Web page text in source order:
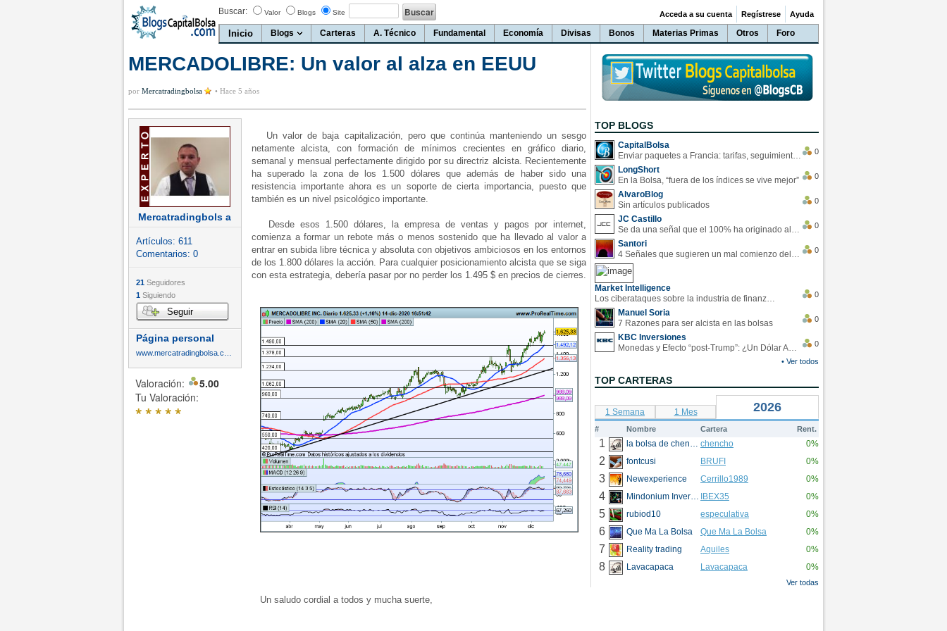
Buscar: Valor Blogs Site
Inicio Blogs Carteras A. Técnico Fundamental Economía Divisas Bonos Materias Primas Otros Foro
Acceda a su cuenta Regístrese Ayuda
MERCADOLIBRE: Un valor al alza en EEUU
por Mercatradingbolsa • Hace 5 años
Mercatradingbols a
Artículos: 611
Comentarios: 0
21 Seguidores
1 Siguiendo
Seguir
Página personal
Valoración:
5.00
Tu Valoración:
*****
Un valor de baja capitalización, pero que continúa manteniendo un sesgo
netamente alcista, con formación de mínimos crecientes en gráfico diario,
semanal y mensual perfectamente dirigido por su directriz alcista. Recientemente
ha superado la zona de los 1.500 dólares que además de haber sido una
resistencia importante ahora es un soporte de cierta importancia, puesto que
también es un nivel psicológico importante.
Desde esos 1.500 dólares, la empresa de ventas y pagos por internet,
comienza a formar un rebote más o menos sostenido que ha llevado al valor a
entrar en subida libre técnica y absoluta con objetivos ambiciosos en los entornos
de los 1.800 dólares la acción. Para cualquier posicionamiento alcista que se siga
con esta estrategia, debería pasar por no perder los 1.495 $ en precios de cierres.
Un saludo cordial a todos y mucha suerte,
TOP BLOGS
CapitalBolsa
Enviar paquetes a Francia: tarifas, seguimiento y ventajas destacadas
0
LongShort
En la Bolsa, “fuera de los índices se vive mejor”
0
AlvaroBlog
Sin artículos publicados
0
JC Castillo
Se da una señal que el 100% ha originado alzas en las bolsas
0
Santori
4 Señales que sugieren un mal comienzo del 3T de la economía EEUU
0
Market Intelligence
Los ciberataques sobre la industria de finanzas se han duplicado este año
0
Manuel Soria
7 Razones para ser alcista en las bolsas
0
KBC Inversiones
Monedas y Efecto “post-Trump”: ¿Un Dólar Americano operando en rangos?
0
• Ver todos
TOP CARTERAS
1 Semana 1 Mes 2026
# Nombre Cartera Rent.
1 la bolsa de chencho chencho 0%
2 fontcusi BRUFI 0%
3 Newexperience Cerrillo1989 0%
4 Mindonium Inversions IBEX35 0%
5 rubiod10 especulativa 0%
6 Que Ma La Bolsa Que Ma La Bolsa 0%
7 Reality trading Aquiles 0%
8 Lavacapaca Lavacapaca 0%
Ver todas